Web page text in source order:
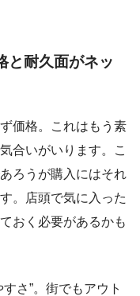
と耐久面がネッ
価格。これはもう素
合いがいります。こ
ろうが購入にはそれ
。店頭で気に入った
おく必要があるかも
さ”。街でもアウト